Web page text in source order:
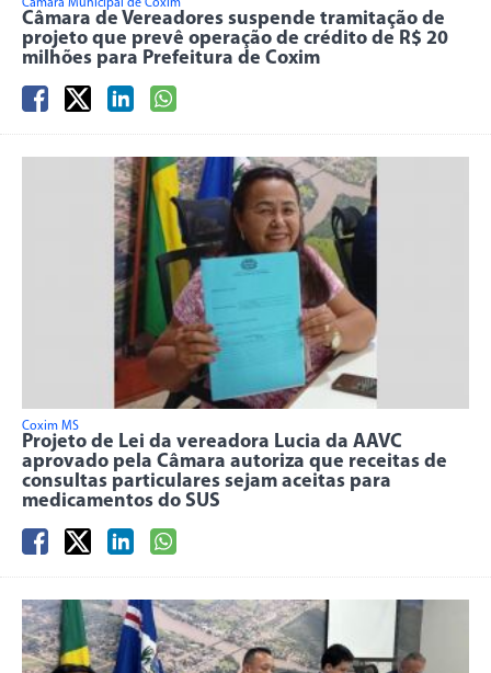
Câmara Municipal de Coxim
Câmara de Vereadores suspende tramitação de
projeto que prevê operação de crédito de R$ 20
milhões para Prefeitura de Coxim
Coxim MS
Projeto de Lei da vereadora Lucia da AAVC
aprovado pela Câmara autoriza que receitas de
consultas particulares sejam aceitas para
medicamentos do SUS